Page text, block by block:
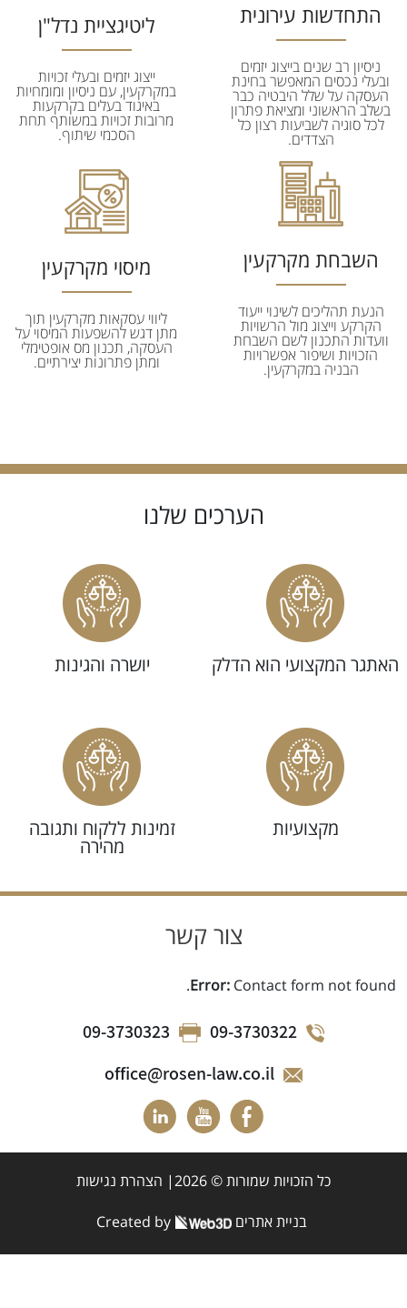
התחדשות עירונית
ניסיון רב שנים בייצוג יזמים
ובעלי נכסים המאפשר בחינת
העסקה על שלל היבטיה כבר
בשלב הראשוני ומציאת פתרון
לכל סוגיה לשביעות רצון כל
הצדדים.
ליטיגציית נדל"ן
ייצוג יזמים ובעלי זכויות
במקרקעין, עם ניסיון ומומחיות
באיגוד בעלים בקרקעות
מרובות זכויות במשותף תחת
הסכמי שיתוף.
השבחת מקרקעין
הנעת תהליכים לשינוי ייעוד
הקרקע וייצוג מול הרשויות
וועדות התכנון לשם השבחת
הזכויות ושיפור אפשרויות
הבניה במקרקעין.
מיסוי מקרקעין
ליווי עסקאות מקרקעין תוך
מתן דגש להשפעות המיסוי על
העסקה, תכנון מס אופטימלי
ומתן פתרונות יצירתיים.
הערכים שלנו
המקצועי הוא הדלק יושרה והגינות
מקצועיות זמינות ללקוח ותגובה
מהירה
צור קשר
Error:Contact form not found.
09-3730322
09-3730323
office@rosen-law.co.il
כל הזכויות שמורות © 2026| הצהרת נגישות
בניית אתרים Created by